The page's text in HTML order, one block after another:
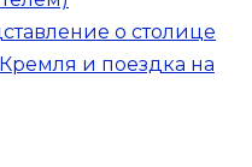
о столице
и поездка на